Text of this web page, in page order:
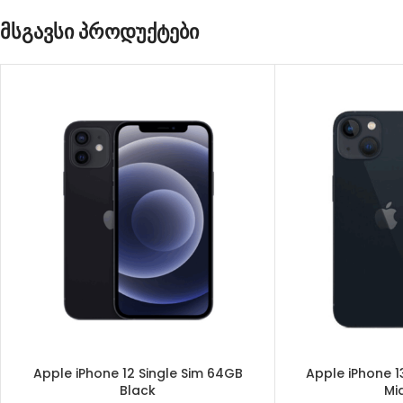
მსგავსი პროდუქტები
Apple iPhone 12 Single Sim 64GB
Black
Apple iPhone